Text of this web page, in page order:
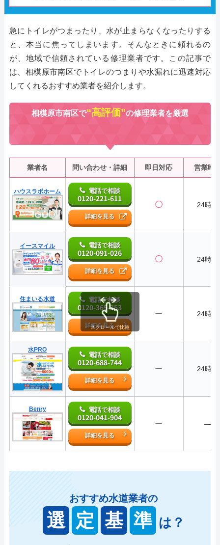
急にトイレがつまったり、水が止まらなくなったりする
と、本当に焦ってしまいます。そんなときに頼れるの
が、地域で信頼されている修理業者です。この記事で
は、相模原市南区でトイレのつまりや水漏れに迅速対応
してくれるおすすめ業者を紹介します。
相模原市南区で“高評価”の修理業者を厳選
業者名 問い合わせ・詳細 即日対応 営業時
ハウスラボホーム 電話で相談
0120-221-611
詳細を見る
〇 24時間
イースマイル 電話で相談
0120-091-026
詳細を見る
〇 24時間
住まいる水道 電話で相談
0120-365-253
詳細を見る
ー 24時間
水PRO
電話で相談
0120-688-744
詳細を見る
ー 24時間
Benry 電話で相談
0120-041-904
詳細を見る
ー ―
スクロールで比較
おすすめ水道業者の
選 定 基 準 は？